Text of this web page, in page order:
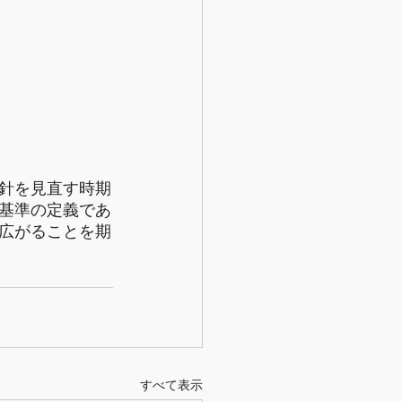
を見直す時期
準の定義であ
がることを期
すべて表示